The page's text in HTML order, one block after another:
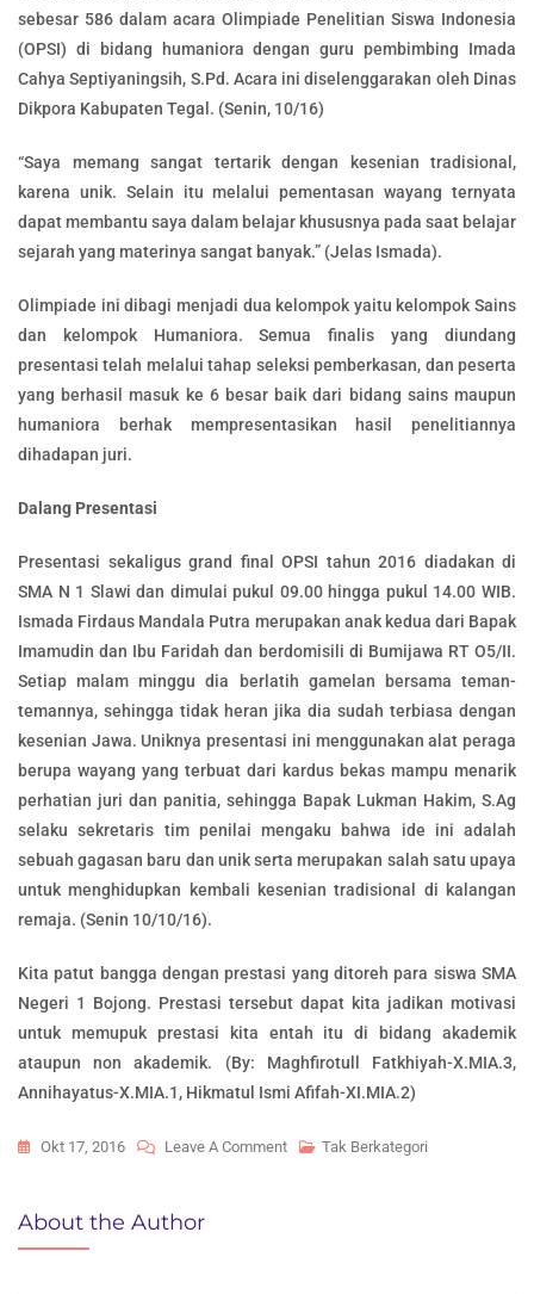
sebesar 586 dalam acara Olimpiade Penelitian Siswa Indonesia
(OPSI) di bidang humaniora dengan guru pembimbing Imada
Cahya Septiyaningsih, S.Pd. Acara ini diselenggarakan oleh Dinas
Dikpora Kabupaten Tegal. (Senin, 10/16)
“Saya memang sangat tertarik dengan kesenian tradisional,
karena unik. Selain itu melalui pementasan wayang ternyata
dapat membantu saya dalam belajar khususnya pada saat belajar
sejarah yang materinya sangat banyak.” (Jelas Ismada).
Olimpiade ini dibagi menjadi dua kelompok yaitu kelompok Sains
dan kelompok Humaniora. Semua finalis yang diundang
presentasi telah melalui tahap seleksi pemberkasan, dan peserta
yang berhasil masuk ke 6 besar baik dari bidang sains maupun
humaniora berhak mempresentasikan hasil penelitiannya
dihadapan juri.
Dalang Presentasi
Presentasi sekaligus grand final OPSI tahun 2016 diadakan di
SMA N 1 Slawi dan dimulai pukul 09.00 hingga pukul 14.00 WIB.
Ismada Firdaus Mandala Putra merupakan anak kedua dari Bapak
Imamudin dan Ibu Faridah dan berdomisili di Bumijawa RT O5/II.
Setiap malam minggu dia berlatih gamelan bersama teman-
temannya, sehingga tidak heran jika dia sudah terbiasa dengan
kesenian Jawa. Uniknya presentasi ini menggunakan alat peraga
berupa wayang yang terbuat dari kardus bekas mampu menarik
perhatian juri dan panitia, sehingga Bapak Lukman Hakim, S.Ag
selaku sekretaris tim penilai mengaku bahwa ide ini adalah
sebuah gagasan baru dan unik serta merupakan salah satu upaya
untuk menghidupkan kembali kesenian tradisional di kalangan
remaja. (Senin 10/10/16).
Kita patut bangga dengan prestasi yang ditoreh para siswa SMA
Negeri 1 Bojong. Prestasi tersebut dapat kita jadikan motivasi
untuk memupuk prestasi kita entah itu di bidang akademik
ataupun non akademik. (By: Maghfirotull Fatkhiyah-X.MIA.3,
Annihayatus-X.MIA.1, Hikmatul Ismi Afifah-XI.MIA.2)
Okt 17, 2016 Leave A CommentOn
Tak Berkategori
About the Author